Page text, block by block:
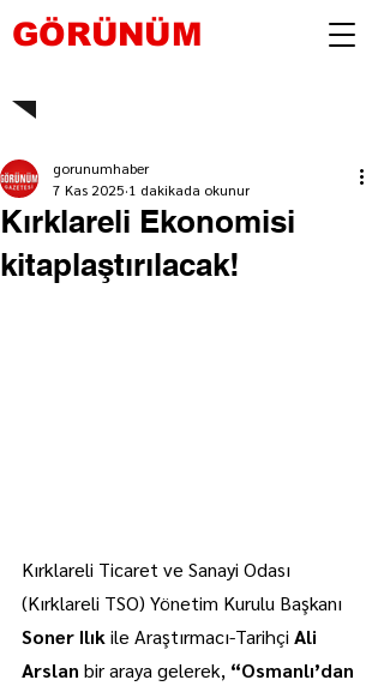
GÖRÜNÜM
Kırklareli Ekonomisi
kitaplaştırılacak!
gorunumhaber
7 Kas 2025 1 dakikada okunur
Kırklareli Ticaret ve Sanayi Odası
(Kırklareli TSO) Yönetim Kurulu Başkanı
Soner Ilık ile Araştırmacı-Tarihçi Ali
Arslan bir araya gelerek, “Osmanlı’dan